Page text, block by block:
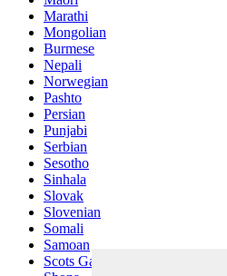
Marathi
Mongolian
Burmese
Nepali
Norwegian
Pashto
Persian
Punjabi
Serbian
Sesotho
Sinhala
Slovak
Slovenian
Somali
Samoan
Scots Gaelic